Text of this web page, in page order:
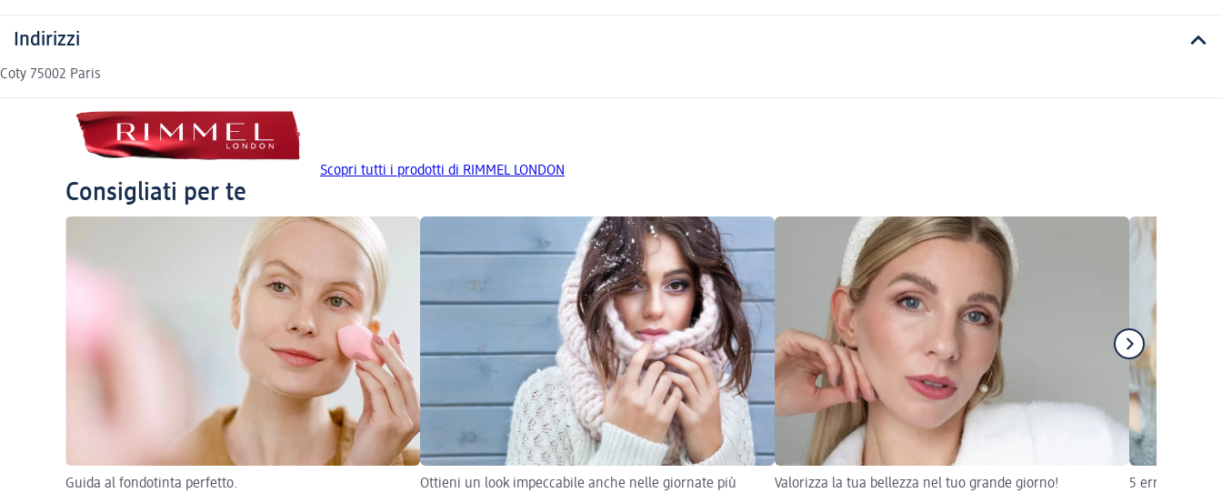
Indirizzi
Coty 75002 Paris
Scopri tutti i prodotti di RIMMEL LONDON
Consigliati per te
Guida al fondotinta perfetto.
Ottieni un look impeccabile anche nelle giornate più
Valorizza la tua bellezza nel tuo grande giorno! 5 errori e 5